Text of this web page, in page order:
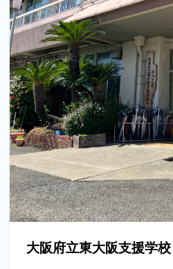
大阪府立東大阪支援学校